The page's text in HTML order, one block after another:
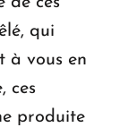
qui
à vous en
ces
produite